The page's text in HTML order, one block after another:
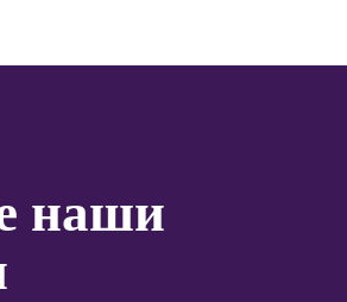
наши